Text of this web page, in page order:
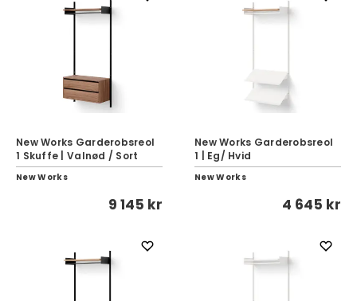
New Works Garderobsreol
1 Skuffe | Valnød / Sort
New Works
9 145 kr
New Works Garderobsreol
1 | Eg/ Hvid
New Works
4 645 kr